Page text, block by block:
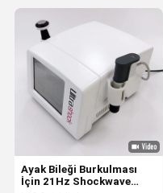
Ev Ürün:% S
Ayak Bileği Burkulması
İçin 21Hz Shockwave